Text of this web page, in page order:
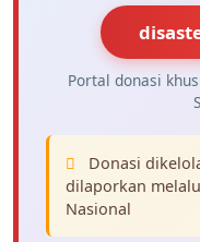
Portal donasi
Donasi
dilaporkan
Nasional